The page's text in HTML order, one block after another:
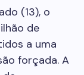
(13), o
de
a uma
forçada. A